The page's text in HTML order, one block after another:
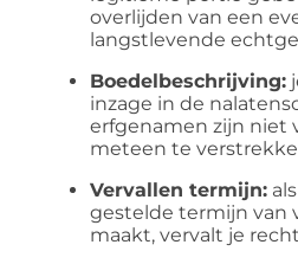
overlijden van een
langstlevende
Boedelbeschrijving:
inzage in de
erfgenamen zijn niet
meteen te
Vervallen termijn:
gestelde termijn van
maakt, vervalt je